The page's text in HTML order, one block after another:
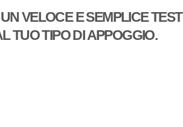
VELOCE E SEMPLICE TEST
TUO TIPO DI APPOGGIO.